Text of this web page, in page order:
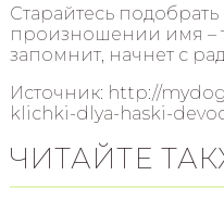
Старайтесь
произношении имя –
запомнит, начнет с
Источник: http://
klichki-dlya-haski-
ЧИТАЙТЕ